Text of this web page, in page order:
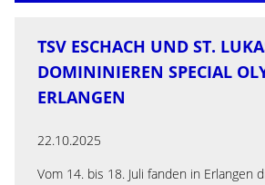
TSV ESCHACH UND ST.
DOMININIEREN SPECIAL
ERLANGEN
Vom 14. bis 18. Juli fanden in Erlangen
22.10.2025